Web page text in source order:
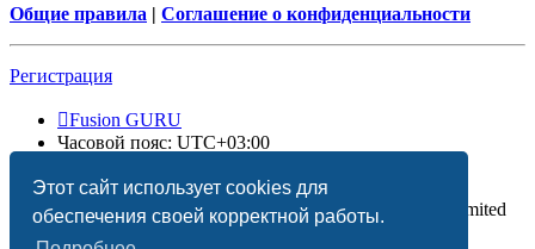
Этот сайт использует cookies для
обеспечения своей корректной работы.
Общие правила | Соглашение о конфиденциальности
Регистрация
Fusion GURU
Часовой пояс: UTC+03:00
Создано на основеphpBB® Forum Software © phpBB Limited